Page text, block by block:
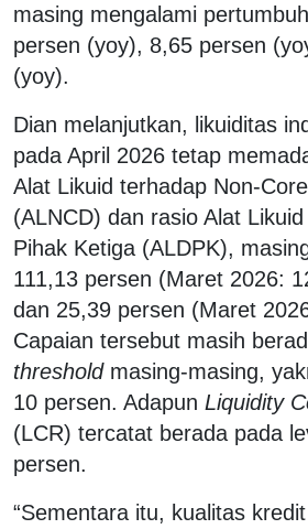
masing mengalami
persen (yoy), 8,65 persen
(yoy).
Dian melanjutkan, likuiditas
pada April 2026 tetap
Alat Likuid terhadap Non-
(ALNCD) dan rasio Alat
Pihak Ketiga (ALDPK),
111,13 persen (Maret 2026:
dan 25,39 persen (Maret
Capaian tersebut masih
thresholdmasing-masing,
10 persen. Adapun Liquidity
(LCR) tercatat berada pada
persen.
“Sementara itu, kualitas